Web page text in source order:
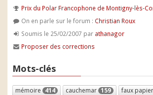
Prix du Polar Francophone de Montigny-lès-
On en parle sur le forum : Christian Roux
Soumis le 25/02/2007 par athanagor
Proposer des corrections
Mots-clés
mémoire 414 cauchemar 159 faux